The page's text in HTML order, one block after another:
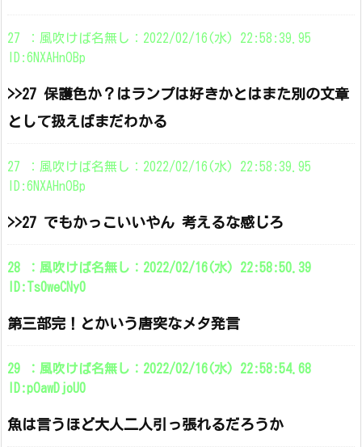
27 ：風吹けば名無し：2022/02/16(水) 22:58:39.95
ID:6NXAHnOBp
>>27 保護色か？はランプは好きかとはまた別の文章
として扱えばまだわかる
27 ：風吹けば名無し：2022/02/16(水) 22:58:39.95
ID:6NXAHnOBp
>>27 でもかっこいいやん 考えるな感じろ
28 ：風吹けば名無し：2022/02/16(水) 22:58:50.39
ID:Ts0weCNy0
第三部完！とかいう唐突なメタ発言
29 ：風吹けば名無し：2022/02/16(水) 22:58:54.68
ID:pOawDjoU0
魚は言うほど大人二人引っ張れるだろうか